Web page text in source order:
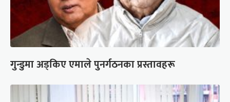
गुन्डुमा अड्किए एमाले पुनर्गठनका प्रस्तावहरू